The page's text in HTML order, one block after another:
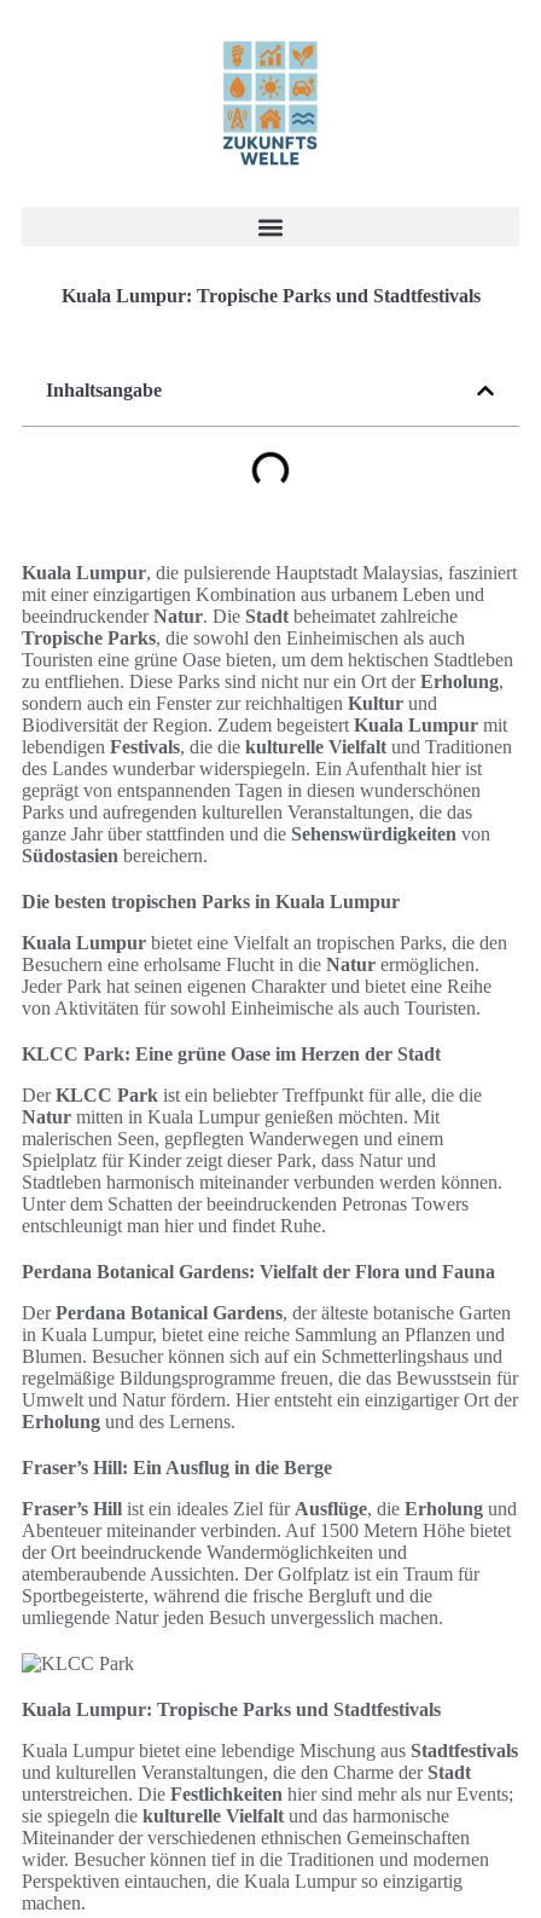
Kuala Lumpur: Tropische Parks und Stadtfestivals
Inhaltsangabe
Kuala Lumpur, die pulsierende Hauptstadt Malaysias, fasziniert
mit einer einzigartigen Kombination aus urbanem Leben und
beeindruckenderNatur. Die Stadt beheimatet zahlreiche
Tropische Parks, die sowohl den Einheimischen als auch
Touristen eine grüne Oase bieten, um dem hektischen Stadtleben
zu entfliehen. Diese Parks sind nicht nur ein Ort derErholung,
sondern auch ein Fenster zur reichhaltigen Kultur und
Biodiversität der Region. Zudem begeistert Kuala Lumpur mit
lebendigen Festivals, die die kulturelle Vielfalt und Traditionen
des Landes wunderbar widerspiegeln. Ein Aufenthalt hier ist
geprägt von entspannenden Tagen in diesen wunderschönen
Parks und aufregenden kulturellen Veranstaltungen, die das
ganze Jahr über stattfinden und die Sehenswürdigkeiten von
Südostasien bereichern.
Die besten tropischen Parks in Kuala Lumpur
Kuala Lumpur bietet eine Vielfalt an tropischen Parks, die den
Besuchern eine erholsame Flucht in die Natur ermöglichen.
Jeder Park hat seinen eigenen Charakter und bietet eine Reihe
von Aktivitäten für sowohl Einheimische als auch Touristen.
KLCC Park: Eine grüne Oase im Herzen der Stadt
DerKLCC Park ist ein beliebter Treffpunkt für alle, die die
Natur mitten in Kuala Lumpur genießen möchten. Mit
malerischen Seen, gepflegten Wanderwegen und einem
Spielplatz für Kinder zeigt dieser Park, dass Natur und
Stadtleben harmonisch miteinander verbunden werden können.
Unter dem Schatten der beeindruckenden Petronas Towers
entschleunigt man hier und findet Ruhe.
Perdana Botanical Gardens: Vielfalt der Flora und Fauna
DerPerdana Botanical Gardens, der älteste botanische Garten
in Kuala Lumpur, bietet eine reiche Sammlung an Pflanzen und
Blumen. Besucher können sich auf ein Schmetterlingshaus und
regelmäßige Bildungsprogramme freuen, die das Bewusstsein für
Umwelt und Natur fördern. Hier entsteht ein einzigartiger Ort der
Erholung und des Lernens.
Fraser’s Hill: Ein Ausflug in die Berge
Fraser’s Hill ist ein ideales Ziel für Ausflüge, die Erholung und
Abenteuer miteinander verbinden. Auf 1500 Metern Höhe bietet
der Ort beeindruckende Wandermöglichkeiten und
atemberaubende Aussichten. Der Golfplatz ist ein Traum für
Sportbegeisterte, während die frische Bergluft und die
umliegende Natur jeden Besuch unvergesslich machen.
Kuala Lumpur: Tropische Parks und Stadtfestivals
Kuala Lumpur bietet eine lebendige Mischung aus Stadtfestivals
und kulturellen Veranstaltungen, die den Charme derStadt
unterstreichen. Die Festlichkeiten hier sind mehr als nur Events;
sie spiegeln die kulturelle Vielfalt und das harmonische
Miteinander der verschiedenen ethnischen Gemeinschaften
wider. Besucher können tief in die Traditionen und modernen
Perspektiven eintauchen, die Kuala Lumpur so einzigartig
machen.